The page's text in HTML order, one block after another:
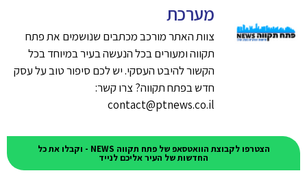
מערכת
צוות האתר מורכב מכתבים שנושמים את פתח
תקווה ומעורים בכל הנעשה בעיר במיוחד בכל
הקשור להיבט העסקי. יש לכם סיפור טוב על עסק
חדש בפתח תקווה? צרו קשר:
contact@ptnews.co.il
הצטרפו לקבוצת הוואטסאפ של פתח תקווה NEWS - וקבלו את כל
החדשות של העיר אליכם לנייד